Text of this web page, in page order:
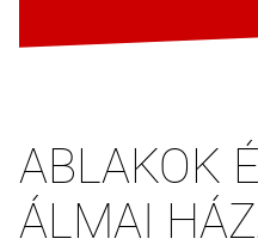
ABLAKOK
ÁLMAI